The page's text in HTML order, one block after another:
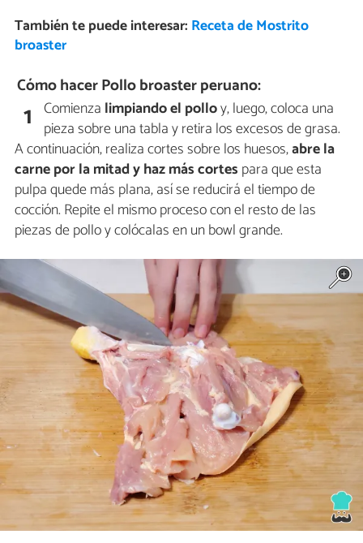
También te puede interesar: Receta de Mostrito
broaster
Cómo hacer Pollo broaster peruano:
1 Comienza limpiando el polloy, luego, coloca una
pieza sobre una tabla y retira los excesos de grasa.
A continuación, realiza cortes sobre los huesos,abre la
carne por la mitad y haz más cortes para que esta
pulpa quede más plana, así se reducirá el tiempo de
cocción. Repite el mismo proceso con el resto de las
piezas de pollo y colócalas en un bowl grande.